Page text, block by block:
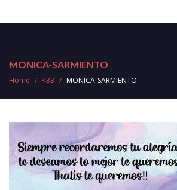
MONICA-SARMIENTO
Home / <33 / MONICA-SARMIENTO